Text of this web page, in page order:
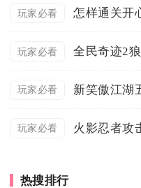
玩家必看 怎样通关开
玩家必看 全民奇迹2
玩家必看 新笑傲江湖
玩家必看
热搜排行